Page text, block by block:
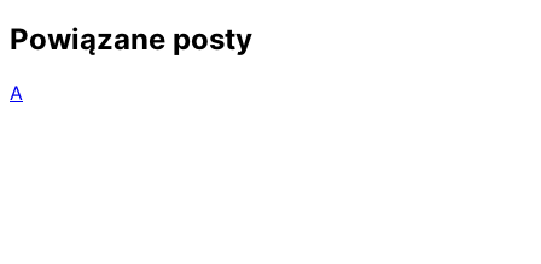
Powiązane posty
A